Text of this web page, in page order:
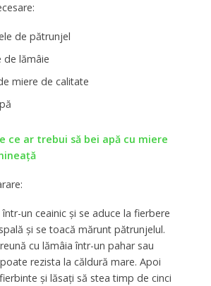
de pătrunjel
de lămâie
miere de calitate
ce ar trebui să bei apă cu miere
un ceainic și se aduce la fierbere
și se toacă mărunt pătrunjelul.
cu lămâia într-un pahar sau
rezista la căldură mare. Apoi
și lăsați să stea timp de cinci